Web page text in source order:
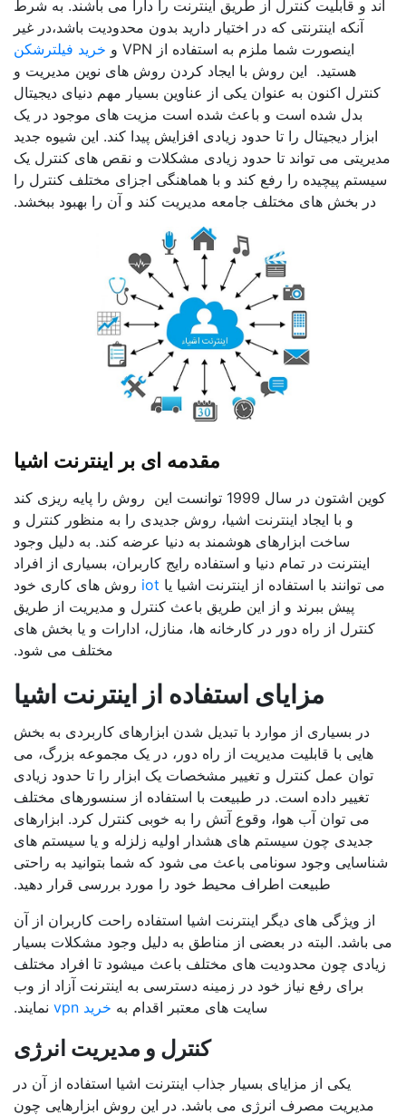
اند و قابلیت کنترل از طریق اینترنت را دارا می باشند. به شرط
آنکه اینترنتی که در اختیار دارید بدون محدودیت باشد،در غیر
اینصورت شما ملزم به استفاده از VPN و
خرید فیلترشکن
هستید. این روش با ایجاد کردن روش های نوین مدیریت و
کنترل اکنون به عنوان یکی از عناوین بسیار مهم دنیای دیجیتال
بدل شده است و باعث شده است مزیت های موجود در یک
ابزار دیجیتال را تا حدود زیادی افزایش پیدا کند. این شیوه جدید
مدیریتی می تواند تا حدود زیادی مشکلات و نقص های کنترل یک
سیستم پیچیده را رفع کند و با هماهنگی اجزای مختلف کنترل را
در بخش های مختلف جامعه مدیریت کند و آن را بهبود ببخشد.
مقدمه ای بر اینترنت اشیا
کوین اشتون در سال 1999 توانست این روش را پایه ریزی کند
و با ایجاد اینترنت اشیا، روش جدیدی را به منظور کنترل و
ساخت ابزارهای هوشمند به دنیا عرضه کند. به دلیل وجود
اینترنت در تمام دنیا و استفاده رایج کاربران، بسیاری از افراد
می توانند با استفاده از اینترنت اشیا یا iot روش های کاری خود
پیش ببرند و از این طریق باعث کنترل و مدیریت از طریق
کنترل از راه دور در کارخانه ها، منازل، ادارات و یا بخش های
مختلف می شود.
مزایای استفاده از اینترنت اشیا
در بسیاری از موارد با تبدیل شدن ابزارهای کاربردی به بخش
هایی با قابلیت مدیریت از راه دور، در یک مجموعه بزرگ، می
توان عمل کنترل و تغییر مشخصات یک ابزار را تا حدود زیادی
تغییر داده است. در طبیعت با استفاده از سنسورهای مختلف
می توان آب هوا، وقوع آتش را به خوبی کنترل کرد. ابزارهای
جدیدی چون سیستم های هشدار اولیه زلزله و یا سیستم های
شناسایی وجود سونامی باعث می شود که شما بتوانید به راحتی
طبیعت اطراف محیط خود را مورد بررسی قرار دهید.
از ویژگی های دیگر اینترنت اشیا استفاده راحت کاربران از آن
می باشد. البته در بعضی از مناطق به دلیل وجود مشکلات بسیار
زیادی چون محدودیت های مختلف باعث میشود تا افراد مختلف
برای رفع نیاز خود در زمینه دسترسی به اینترنت آزاد از وب
سایت های معتبر اقدام به خرید vpn نمایند.
کنترل و مدیریت انرژی
یکی از مزایای بسیار جذاب اینترنت اشیا استفاده از آن در
مدیریت مصرف انرژی می باشد. در این روش ابزارهایی چون